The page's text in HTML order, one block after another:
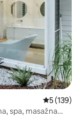
Prosječna
5 (139)
spa, masažna